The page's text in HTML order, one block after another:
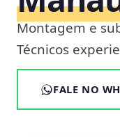
Montagem e
Técnicos
FALE NO